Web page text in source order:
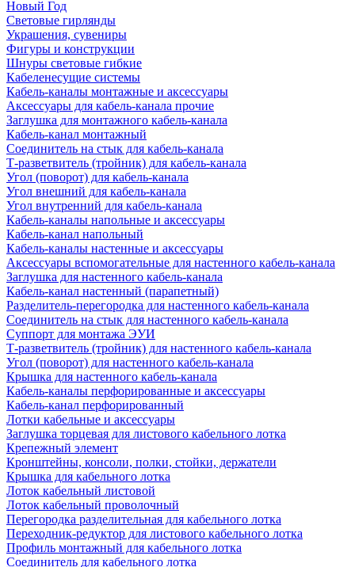
Новый Год
Световые гирлянды
Украшения, сувениры
Фигуры и конструкции
Шнуры световые гибкие
Кабеленесущие системы
Кабель-каналы монтажные и аксессуары
Аксессуары для кабель-канала прочие
Заглушка для монтажного кабель-канала
Кабель-канал монтажный
Соединитель на стык для кабель-канала
Т-разветвитель (тройник) для кабель-канала
Угол (поворот) для кабель-канала
Угол внешний для кабель-канала
Угол внутренний для кабель-канала
Кабель-каналы напольные и аксессуары
Кабель-канал напольный
Кабель-каналы настенные и аксессуары
Аксессуары вспомогательные для настенного кабель-канала
Заглушка для настенного кабель-канала
Кабель-канал настенный (парапетный)
Разделитель-перегородка для настенного кабель-канала
Соединитель на стык для настенного кабель-канала
Суппорт для монтажа ЭУИ
Т-разветвитель (тройник) для настенного кабель-канала
Угол (поворот) для настенного кабель-канала
Крышка для настенного кабель-канала
Кабель-каналы перфорированные и аксессуары
Кабель-канал перфорированный
Лотки кабельные и аксессуары
Заглушка торцевая для листового кабельного лотка
Крепежный элемент
Кронштейны, консоли, полки, стойки, держатели
Крышка для кабельного лотка
Лоток кабельный листовой
Лоток кабельный проволочный
Перегородка разделительная для кабельного лотка
Переходник-редуктор для листового кабельного лотка
Профиль монтажный для кабельного лотка
Соединитель для кабельного лотка